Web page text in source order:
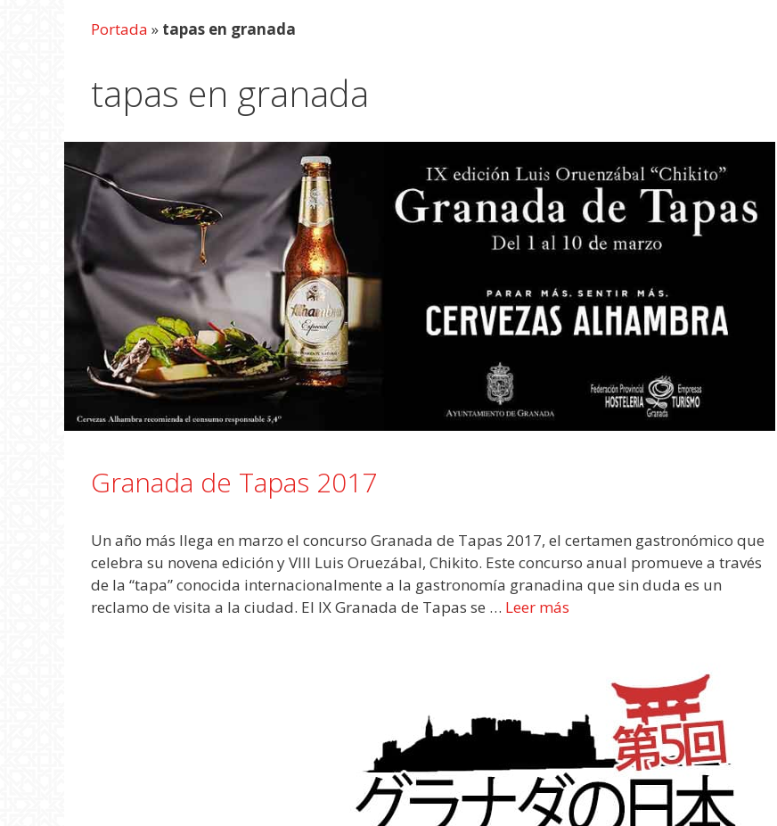
Portada » tapas en granada
tapas en granada
Granada de Tapas 2017
Un año más llega en marzo el concurso Granada de Tapas 2017, el certamen gastronómico que
celebra su novena edición y VIII Luis Oruezábal, Chikito. Este concurso anual promueve a través
de la “tapa” conocida internacionalmente a la gastronomía granadina que sin duda es un
reclamo de visita a la ciudad. El IX Granada de Tapas se … Leer más